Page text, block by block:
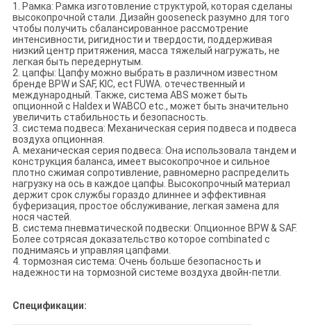
1. Рамка: Рамка изготовление структурой, которая сделаны
высокопрочной стали. Дизайн gooseneck разумно для того
чтобы получить сбалансированное рассмотрение
интенсивности, ригидности и твердости, поддерживая
низкий центр притяжения, масса тяжелый нагружать, не
легкая быть передернутым.
2. цапфы: Цапфу можно выбрать в различном известном
бренде BPW и SAF, KIC, ect FUWA. отечественный и
международный. Также, система ABS может быть
опционной с Haldex и WABCO etc., может быть значительно
увеличить стабильность и безопасность.
3. система подвеса: Механическая серия подвеса и подвеса
воздуха опционная.
A. механическая серия подвеса: Она использовала тандем и
конструкция баланса, имеет высокопрочное и сильное
плотно сжимая сопротивление, равномерно распределить
нагрузку на ось в каждое цапфы. Высокопрочный материал
держит срок службы гораздо длиннее и эффективная
буферизация, простое обслуживание, легкая замена для
нося частей.
B. система пневматической подвески: Опционное BPW & SAF.
Более сотрясая доказательство которое combinated с
поднимаясь и управляя цапфами.
4. тормозная система: Очень больше безопасность и
надежности на тормозной системе воздуха двойн-петли.
Спецификации: